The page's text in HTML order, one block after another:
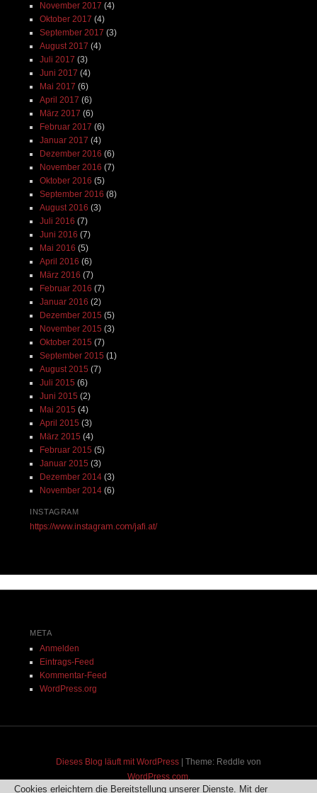
November 2017 (4)
Oktober 2017 (4)
September 2017 (3)
August 2017 (4)
Juli 2017 (3)
Juni 2017 (4)
Mai 2017 (6)
April 2017 (6)
März 2017 (6)
Februar 2017 (6)
Januar 2017 (4)
Dezember 2016 (6)
November 2016 (7)
Oktober 2016 (5)
September 2016 (8)
August 2016 (3)
Juli 2016 (7)
Juni 2016 (7)
Mai 2016 (5)
April 2016 (6)
März 2016 (7)
Februar 2016 (7)
Januar 2016 (2)
Dezember 2015 (5)
November 2015 (3)
Oktober 2015 (7)
September 2015 (1)
August 2015 (7)
Juli 2015 (6)
Juni 2015 (2)
Mai 2015 (4)
April 2015 (3)
März 2015 (4)
Februar 2015 (5)
Januar 2015 (3)
Dezember 2014(3)
November 2014(6)
INSTAGRAM
https://www.instagram.com/jafi.at/
META
Anmelden
Eintrags-Feed
Kommentar-Feed
WordPress.org
Dieses Blog läuft mit WordPress
Theme: Reddle von
WordPress.com.
Cookies erleichtern die Bereitstellung unserer Dienste. Mit der